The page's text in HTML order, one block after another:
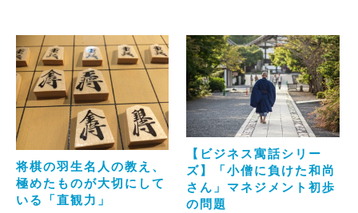
将棋の羽生名人の教え、
極めたものが大切にして
いる「直観力」
【ビジネス寓話シリー
ズ】「小僧に負けた和尚
さん」マネジメント初歩
の問題